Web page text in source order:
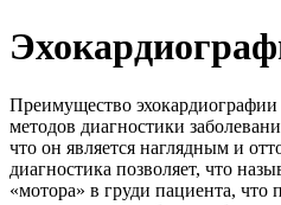
Преимущество
методов диагностики
что он является наглядным и
диагностика позволяет, что
«мотора» в груди пациента, что